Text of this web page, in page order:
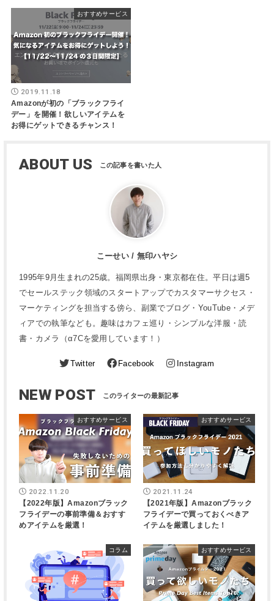
おすすめサービス
2019.11.18
Amazonが初の「ブラックフライ
デー」を開催！欲しいアイテムを
お得にゲットできるチャンス！
ABOUT US
こーせい / 無印ハヤシ
1995年9月生まれの25歳。福岡県出身・東京都在住。平日は週5
でセールステック領域のスタートアップでカスタマーサクセス・
マーケティングを担当する傍ら、副業でブログ・YouTube・メデ
ィアでの執筆なども。趣味はカフェ巡り・シンプルな洋服・読
書・カメラ（α7Cを愛用しています！）
Twitter Facebook Instagram
NEW POST
おすすめサービス
2022.11.20
【2022年版】Amazonブラック
フライデーの事前準備＆おすす
めアイテムを厳選！
おすすめサービス
2021.11.24
【2021年版】Amazonブラック
フライデーで買っておくべきア
イテムを厳選しました！
コラム おすすめサービス